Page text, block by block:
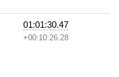
01:01:30.47
+00:10:26.28